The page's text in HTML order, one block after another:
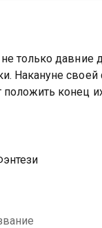
только давние
Накануне своей
конец
подругу
друг друга...